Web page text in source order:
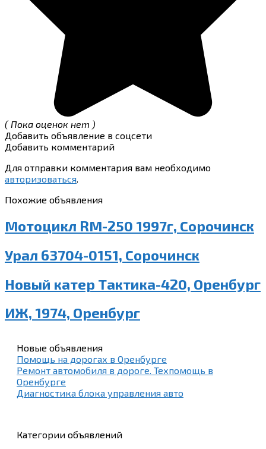
( Пока оценок нет )
Добавить объявление в соцсети
Добавить комментарий
Для отправки комментария вам необходимо
авторизоваться.
Похожие объявления
Мотоцикл RM-250 1997г, Сорочинск
Урал 63704-0151, Сорочинск
Новый катер Тактика-420, Оренбург
ИЖ, 1974, Оренбург
Новые объявления
Помощь на дорогах в Оренбурге
Ремонт автомобиля в дороге. Техпомощь в
Оренбурге
Диагностика блока управления авто
Категории объявлений